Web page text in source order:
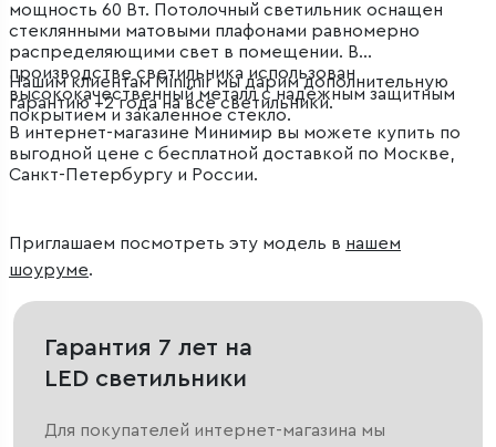
мощность 60 Вт. Потолочный светильник оснащен
стеклянными матовыми плафонами равномерно
распределяющими свет в помещении. В
производстве светильника использован
высококачественный металл с надежным защитным
покрытием и закаленное стекло.
Нашим клиентам Minimir мы дарим дополнительную
гарантию +2 года на все светильники.
В интернет-магазине Минимир вы можете купить по
выгодной цене с бесплатной доставкой по Москве,
Санкт-Петербургу и России.
Приглашаем посмотреть эту модель в нашем
шоуруме.
Гарантия 7 лет на
LED светильники
Для покупателей интернет-магазина мы